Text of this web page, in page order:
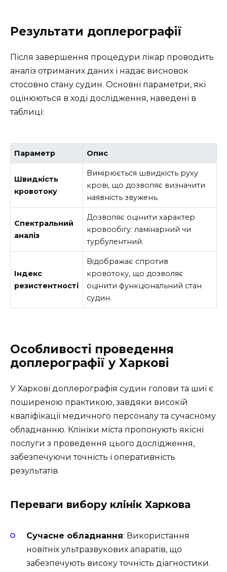
Результати доплерографії
Після завершення процедури лікар проводить
аналіз отриманих даних і надає висновок
стосовно стану судин. Основні параметри, які
оцінюються в ході дослідження, наведені в
таблиці:
Параметр Опис
Швидкість
кровотоку
Вимірюється швидкість руху
крові, що дозволяє визначити
наявність звужень.
Спектральний
аналіз
Дозволяє оцінити характер
кровообігу: ламінарний чи
турбулентний.
Індекс
резистентності
Відображає спротив
кровотоку, що дозволяє
оцінити функціональний стан
судин.
Особливості проведення
доплерографії у Харкові
У Харкові доплерографія судин голови та шиї є
поширеною практикою, завдяки високій
кваліфікації медичного персоналу та сучасному
обладнанню. Клініки міста пропонують якісні
послуги з проведення цього дослідження,
забезпечуючи точність і оперативність
результатів.
Переваги вибору клінік Харкова
Сучасне обладнання: Використання
новітніх ультразвукових апаратів, що
забезпечують високу точність діагностики.